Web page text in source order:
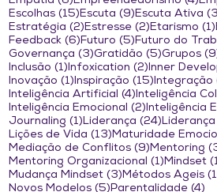
Escolhas (15)15 posts
Escuta (9)9 posts
Escuta Ativa
Estratégia (2)2 posts
Estresse (2)2 posts
Etarismo (1)
Feedback (6)6 posts
Futuro (5)5 posts
Futuro do
Governança (3)3 posts
Gratidão (5)5 posts
Grupos
Inclusão (1)1 post
Infoxication (2)2 posts
Inner
Inovação (1)1 post
Inspiração (15)15 posts
Integração
Inteligência Artificial (4)4 posts
Inteligência
Inteligência Emocional (2)2 posts
Inteligência
Journaling (1)1 post
Liderança (24)24 posts
Liderança
Lições de Vida (13)13 posts
Maturidade
Mediação de Conflitos (9)9 posts
Mentoring
Mentoring Organizacional (1)1 post
Mindset
Mudança Mindset (3)3 posts
Métodos Ágeis
Novos Modelos (5)5 posts
Parentalidade (4)